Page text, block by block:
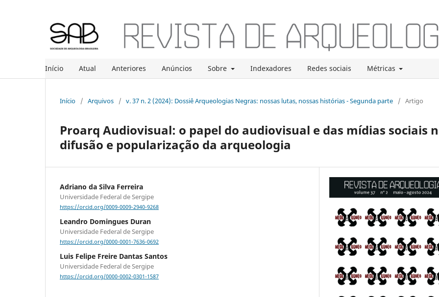
Início Atual Anteriores Anúncios Sobre Indexadores Redes sociais Métricas
Início / Arquivos / v. 37 n. 2 (2024): Dossiê Arqueologias Negras: nossas lutas, nossas histórias - Segunda parte / Artigo
Proarq Audiovisual: o papel do audiovisual e das mídias sociais
difusão e popularização da arqueologia
Adriano da Silva Ferreira
Universidade Federal de Sergipe
https://orcid.org/0009-0009-2940-9268
Leandro Domingues Duran
Universidade Federal de Sergipe
https://orcid.org/0000-0001-7636-0692
Luis Felipe Freire Dantas Santos
Universidade Federal de Sergipe
https://orcid.org/0000-0002-0301-1587